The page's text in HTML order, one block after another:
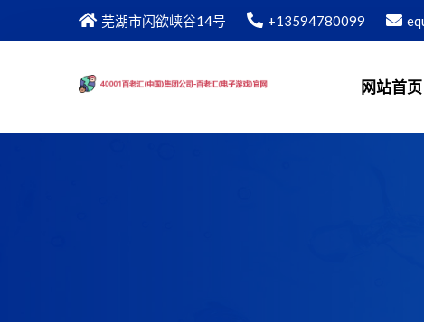
芜湖市闪欲峡谷14号 +13594780099
网站首页